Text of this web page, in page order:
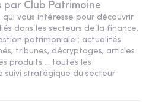
par Club Patrimoine
vous intéresse pour découvrir
dans les secteurs de la finance,
patrimoniale : actualités
tribunes, décryptages, articles
produits ... toutes les
suivi stratégique du secteur